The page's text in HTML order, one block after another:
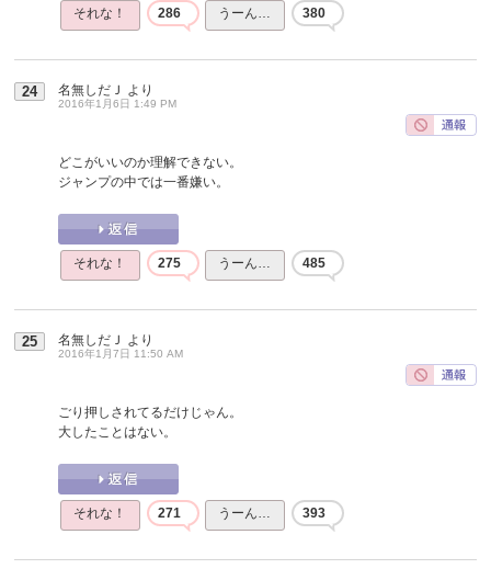
それな！ 286 うーん… 380
24 名無しだＪ より
2016年1月6日 1:49 PM
どこがいいのか理解できない。
ジャンプの中では一番嫌い。
それな！ 275 うーん… 485
25 名無しだＪ より
2016年1月7日 11:50 AM
ごり押しされてるだけじゃん。
大したことはない。
それな！ 271 うーん… 393